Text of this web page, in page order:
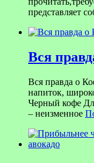
представляет
Вся
Вся правда о
напиток,
Черный кофе
– неизменное